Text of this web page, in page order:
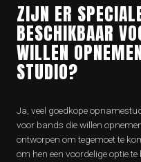
ZIJN ER
BESCHIKBAAR
WILLEN
STUDIO?
Ja, veel goedkope
voor bands die willen
ontworpen om tegemoet te
om hen een voordelige optie